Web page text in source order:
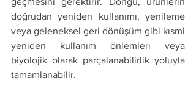
doğrudan yeniden kullanımı, yenileme
veya geleneksel geri dönüşüm gibi kısmi
yeniden kullanım önlemleri veya
biyolojik olarak parçalanabilirlik yoluyla
tamamlanabilir.